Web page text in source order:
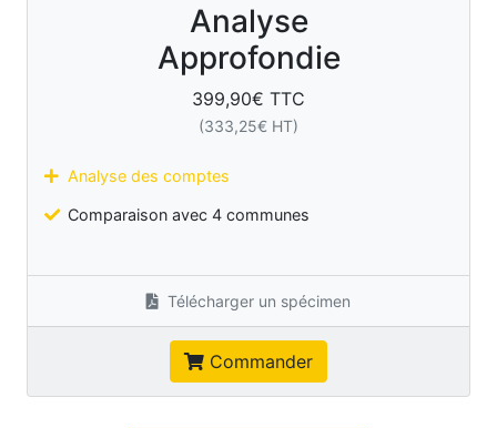
Analyse
Approfondie
399,90€ TTC
(333,25€ HT)
Analyse des comptes
Comparaison avec 4 communes
Télécharger un spécimen
Commander